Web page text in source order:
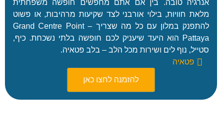
טובה. בין אם אתם מחפשים חופשה משפחתית
חוויות, בילוי אורבני לצד שקיעות מרהיבות, או פשוט
להתפנק במלון עם כל מה שצריך – Grand Centre Point
Pattaya הוא היעד שיעניק לכם חופשה בלתי נשכחת. כיף,
נוף לים ושירות מכל הלב – בלב פטאיה.
פטאיה
להזמנה לחצו כאן
r
t
(
מ
ל
ו
ן
נ
ו
A
v
a
n
i
a
w